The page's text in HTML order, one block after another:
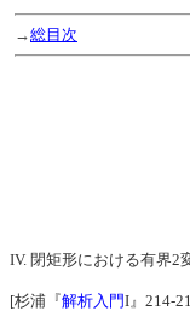
→総目次
IV. 閉矩形における有界2
[杉浦『解析入門I』214-